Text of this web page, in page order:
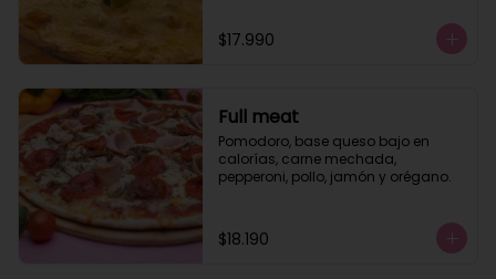
$17.990
Full meat
Pomodoro, base queso bajo en
calorías, carne mechada,
pepperoni, pollo, jamón y orégano.
$18.190